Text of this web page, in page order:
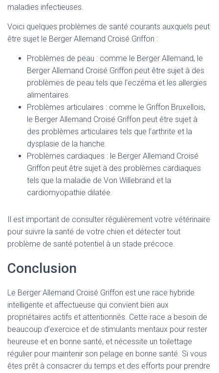
maladies infectieuses.
Voici quelques problèmes de santé courants auxquels peut
être sujet le Berger Allemand Croisé Griffon :
Problèmes de peau : comme le Berger Allemand, le
Berger Allemand Croisé Griffon peut être sujet à des
problèmes de peau tels que l’eczéma et les allergies
alimentaires.
Problèmes articulaires : comme le Griffon Bruxellois,
le Berger Allemand Croisé Griffon peut être sujet à
des problèmes articulaires tels que l’arthrite et la
dysplasie de la hanche.
Problèmes cardiaques : le Berger Allemand Croisé
Griffon peut être sujet à des problèmes cardiaques
tels que la maladie de Von Willebrand et la
cardiomyopathie dilatée.
Il est important de consulter régulièrement votre vétérinaire
pour suivre la santé de votre chien et détecter tout
problème de santé potentiel à un stade précoce.
Conclusion
Le Berger Allemand Croisé Griffon est une race hybride
intelligente et affectueuse qui convient bien aux
propriétaires actifs et attentionnés. Cette race a besoin de
beaucoup d’exercice et de stimulants mentaux pour rester
heureuse et en bonne santé, et nécessite un toilettage
régulier pour maintenir son pelage en bonne santé. Si vous
êtes prêt à consacrer du temps et des efforts pour prendre